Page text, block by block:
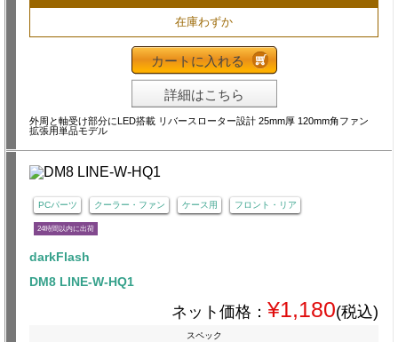
在庫わずか
カートに入れる
詳細はこちら
外周と軸受け部分にLED搭載 リバースローター設計 25mm厚 120mm角ファン
拡張用単品モデル
PCパーツ クーラー・ファン ケース用 フロント・リア
24時間以内に出荷
darkFlash
DM8 LINE-W-HQ1
ネット価格： ¥1,180(税込)
スペック